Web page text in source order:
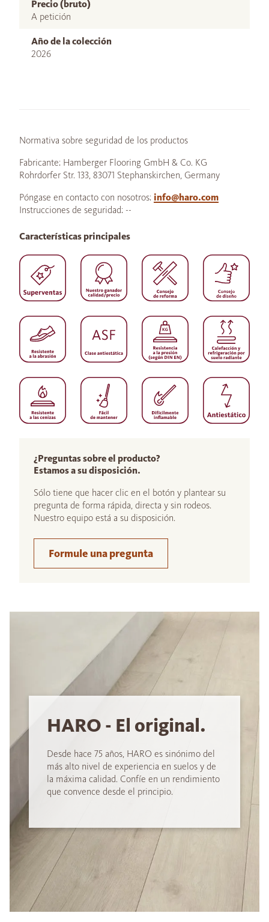
Precio (bruto)
A petición
Año de la colección
2026
Normativa sobre seguridad de los productos
Fabricante: Hamberger Flooring GmbH & Co. KG
Rohrdorfer Str. 133, 83071 Stephanskirchen, Germany
Póngase en contacto con nosotros: info@haro.com
Instrucciones de seguridad: --
¿Preguntas sobre el producto?
Estamos a su disposición.
Sólo tiene que hacer clic en el botón y plantear su
pregunta de forma rápida, directa y sin rodeos.
Nuestro equipo está a su disposición.
Formule una pregunta
Características principales
HARO - El original.
Desde hace 75 años, HARO es sinónimo del
más alto nivel de experiencia en suelos y de
la máxima calidad. Confíe en un rendimiento
que convence desde el principio.